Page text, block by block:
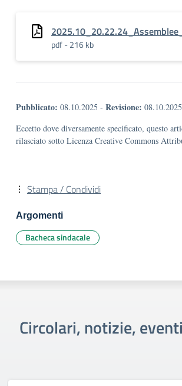
pdf - 216 kb
Pubblicato: 08.10.2025 - Revisione: 08.10.2025
Eccetto dove diversamente specificato, questo
rilasciato sotto Licenza Creative Commons
Stampa / Condividi
Argomenti
Bacheca sindacale
Circolari, notizie,